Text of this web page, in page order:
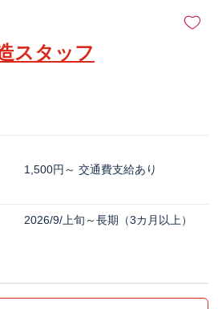
スタッフ
1,500円～ 交通費支給あり
2026/9/上旬～長期（3カ月以上）